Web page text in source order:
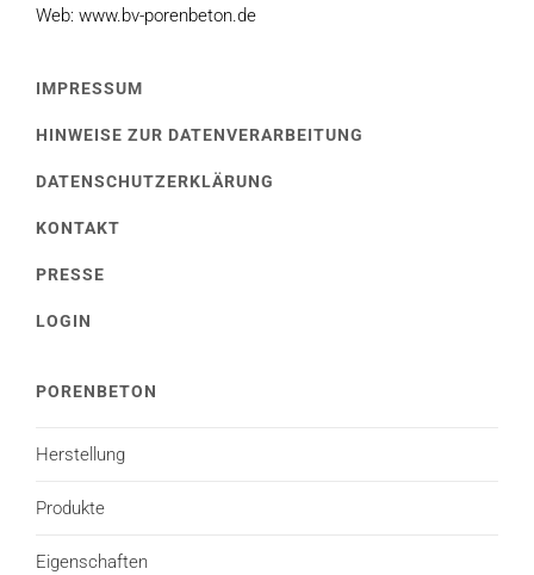
Web: www.bv-porenbeton.de
IMPRESSUM
HINWEISE ZUR DATENVERARBEITUNG
DATENSCHUTZERKLÄRUNG
KONTAKT
PRESSE
LOGIN
PORENBETON
Herstellung
Produkte
Eigenschaften